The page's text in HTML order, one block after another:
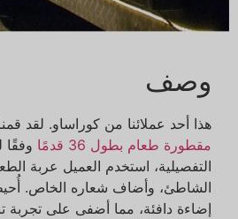
وصف
هذا أحد عملائنا من كوراساو. لقد
مقطورة طعام بطول 36 قدمًا
وفقًا
التفصيلية، استخدم العميل عربة
الشاطئ، وأضاف شعاره الخاص.
إضاءة دافئة، مما أضفى على تجربة